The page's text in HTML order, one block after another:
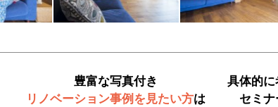
豊富な写真付き
リノベーション事例を見たい方は
具体的に
セミ